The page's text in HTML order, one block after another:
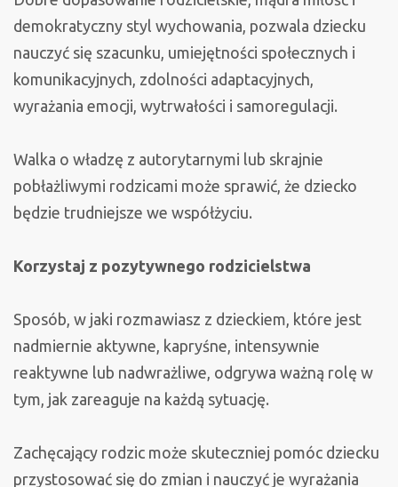
demokratyczny styl wychowania, pozwala dziecku
nauczyć się szacunku, umiejętności społecznych i
komunikacyjnych, zdolności adaptacyjnych,
wyrażania emocji, wytrwałości i samoregulacji.
Walka o władzę z autorytarnymi lub skrajnie
pobłażliwymi rodzicami może sprawić, że dziecko
będzie trudniejsze we współżyciu.
Korzystaj z pozytywnego rodzicielstwa
Sposób, w jaki rozmawiasz z dzieckiem, które jest
nadmiernie aktywne, kapryśne, intensywnie
reaktywne lub nadwrażliwe, odgrywa ważną rolę w
tym, jak zareaguje na każdą sytuację.
Zachęcający rodzic może skuteczniej pomóc dziecku
przystosować się do zmian i nauczyć je wyrażania